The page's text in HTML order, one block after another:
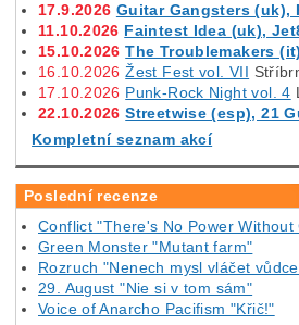
17.9.2026 Guitar Gangsters (uk),
11.10.2026 Faintest Idea (uk),
15.10.2026 The Troublemakers (it)
16.10.2026 Žest Fest vol. VII
17.10.2026 Punk-Rock Night vol. 4
22.10.2026 Streetwise (esp), 21
Kompletní seznam akcí
Poslední recenze
Conflict "There's No Power Without
Green Monster "Mutant farm"
Rozruch "Nenech mysl vláčet
29. August "Nie si v tom sám"
Voice of Anarcho Pacifism "Křič!"